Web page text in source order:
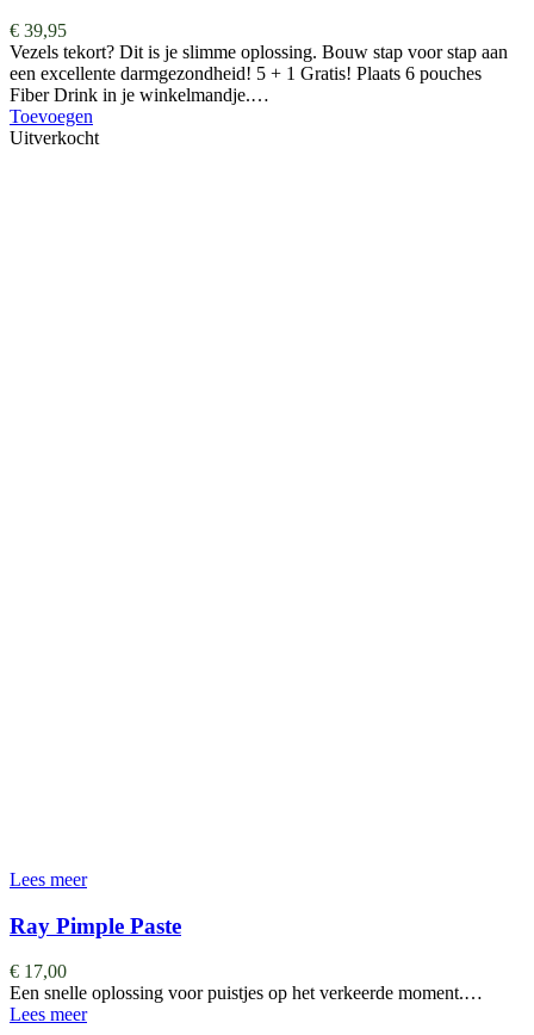
€ 39,95
Vezels tekort? Dit is je slimme oplossing. Bouw stap voor stap aan
een excellente darmgezondheid! 5 + 1 Gratis! Plaats 6 pouches
Fiber Drink in je winkelmandje.…
Toevoegen
Uitverkocht
Lees meer
Ray Pimple Paste
€ 17,00
Een snelle oplossing voor puistjes op het verkeerde moment.…
Lees meer